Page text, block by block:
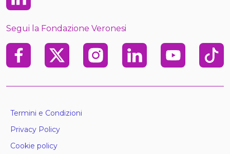
Segui la Fondazione Veronesi
FacebookX InstagramLinkedin Youtube TikTok
Termini e Condizioni
Privacy Policy
Cookie policy